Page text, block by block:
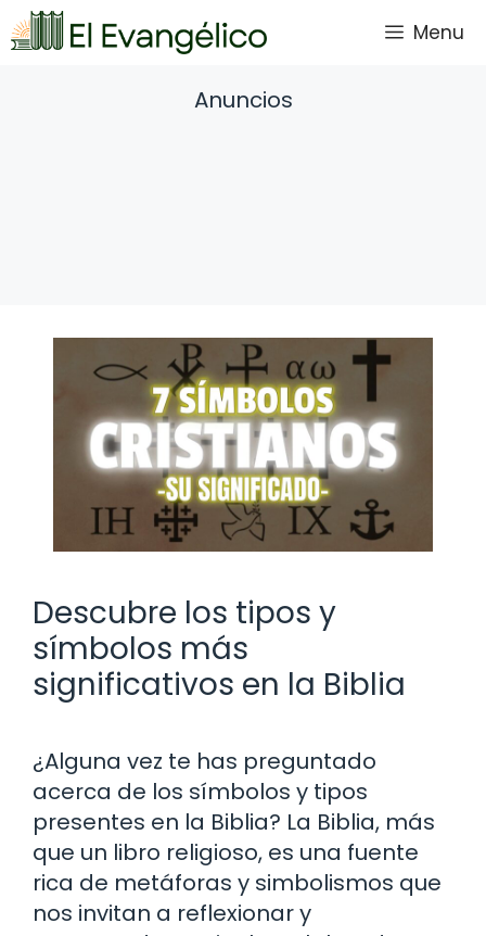
Saltar
al
Menu
Anuncios
Descubre los tipos y
símbolos más
significativos en la Biblia
¿Alguna vez te has preguntado
acerca de los símbolos y tipos
presentes en la Biblia? La Biblia, más
que un libro religioso, es una fuente
rica de metáforas y simbolismos que
nos invitan a reflexionar y